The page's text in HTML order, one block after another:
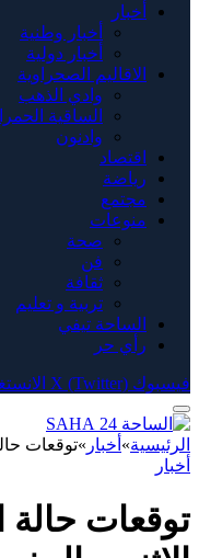
أخبار
أخبار وطنية
أخبار دولية
الاقاليم الصحراوية
وادي الذهب
الساقية
وادنون
اقتصاد
رياضة
مجتمع
منوعات
صحة
فن
ثقافة
تربية و تعليم
الساحة تيفي
رأي حر
فيسبوك X (Twitter)
الرئيسية» أخبار »توقعات
أخبار
توقعات